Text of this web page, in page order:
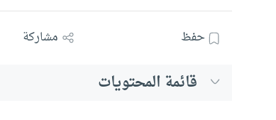
حفظ مشاركة
قائمة المحتويات